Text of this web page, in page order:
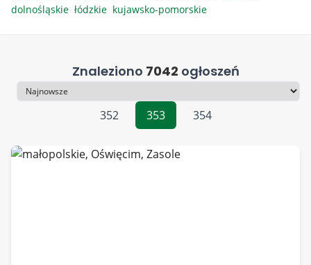
dolnośląskie łódzkie kujawsko-pomorskie
Znaleziono 7042 ogłoszeń
Sortowanie
352
353 354